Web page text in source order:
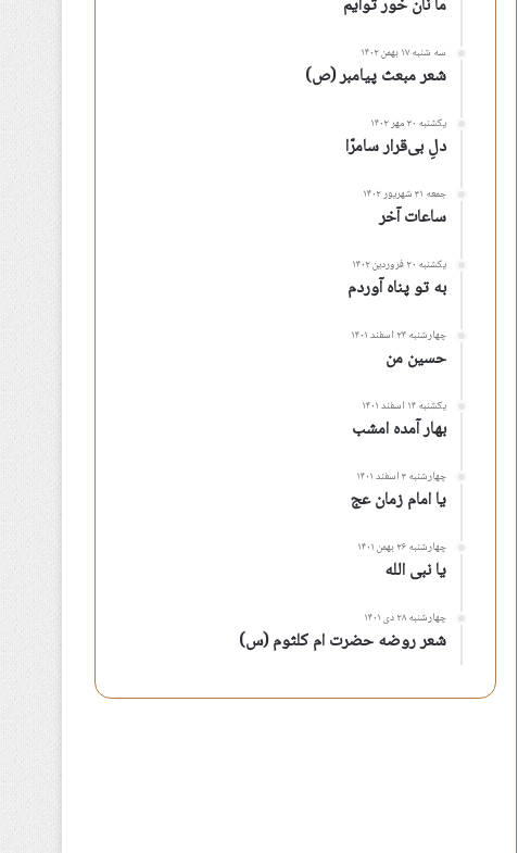
ما نان خور توأیم
سه شنبه ۱۷ بهمن ۱۴۰۲
شعر مبعث پیامبر (ص)
یکشنبه ۳۰ مهر ۱۴۰۲
دلِ بی‌قرار سامرّا
جمعه ۳۱ شهریور ۱۴۰۲
ساعات آخر
یکشنبه ۲۰ فروردین ۱۴۰۲
به تو پناه آوردم
چهارشنبه ۲۴ اسفند ۱۴۰۱
حسین من
یکشنبه ۱۴ اسفند ۱۴۰۱
بهار آمده امشب
چهارشنبه ۳ اسفند ۱۴۰۱
یا امام زمان عج
چهارشنبه ۲۶ بهمن ۱۴۰۱
یا نبی الله
چهارشنبه ۲۸ دی ۱۴۰۱
شعر روضه حضرت ام کلثوم (س)